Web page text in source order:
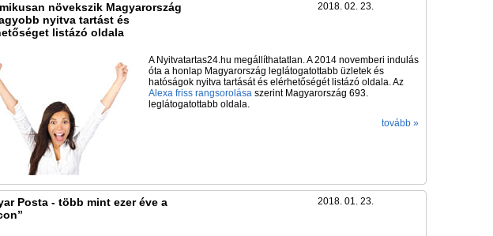
növekszik Magyarország
nyitva tartást és
listázó oldala
2018. 02. 23.
A Nyitvatartas24.hu megállíthatatlan. A 2014 novemberi indulás
óta a honlap Magyarország leglátogatottabb üzletek és
hatóságok nyitva tartását és elérhetőségét listázó oldala. Az
Alexa friss rangsorolásaszerint Magyarország 693.
leglátogatottabb oldala.
tovább »
Posta - több mint ezer éve a
2018. 01. 23.